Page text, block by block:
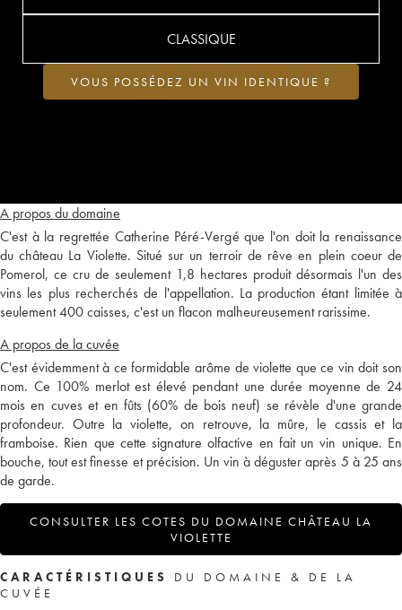
A propos du domaine
C'est à la regrettée Catherine Péré-Vergé que l'on doit la renaissance
du château La Violette. Situé sur un terroir de rêve en plein coeur de
Pomerol, ce cru de seulement 1,8 hectares produit désormais l'un des
vins les plus recherchés de l'appellation. La production étant limitée à
seulement 400 caisses, c'est un flacon malheureusement rarissime.
A propos de la cuvée
C'est évidemment à ce formidable arôme de violette que ce vin doit son
nom. Ce 100% merlot est élevé pendant une durée moyenne de 24
mois en cuves et en fûts (60% de bois neuf) se révèle d'une grande
profondeur. Outre la violette, on retrouve, la mûre, le cassis et la
framboise. Rien que cette signature olfactive en fait un vin unique. En
bouche, tout est finesse et précision. Un vin à déguster après 5 à 25 ans
de garde.
CONSULTER LES COTES DU DOMAINE CHÂTEAU LA
VIOLETTE
CLASSIQUE
VOUS POSSÉDEZ UN VIN IDENTIQUE ?
CARACTÉRISTIQUES
DU DOMAINE & DE LA
CUVÉE